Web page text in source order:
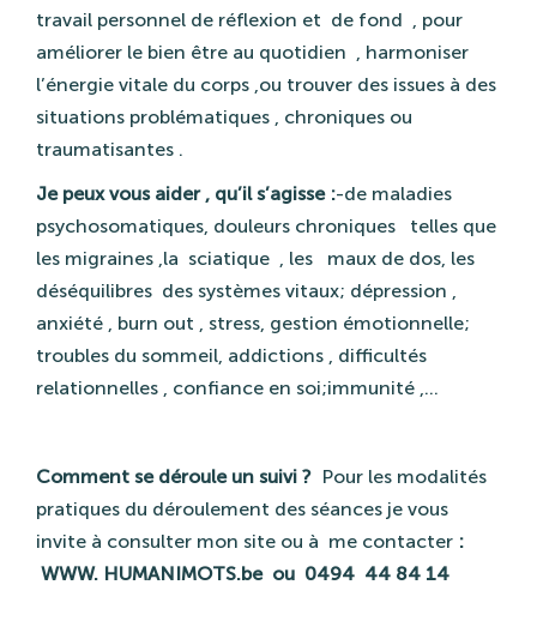
travail personnel de réflexion et de fond , pour
améliorer le bien être au quotidien , harmoniser
l’énergie vitale du corps ,ou trouver des issues à des
situations problématiques , chroniques ou
traumatisantes .
Je peux vous aider , qu’il s’agisse :-de maladies
psychosomatiques, douleurs chroniques
telles que
les migraines ,la sciatique , les
maux de dos, les
déséquilibres des systèmes vitaux; dépression ,
anxiété , burn out , stress, gestion émotionnelle;
troubles du sommeil, addictions , difficultés
relationnelles , confiance en soi;immunité ,…
Comment se déroule un suivi ? Pour les modalités
pratiques du déroulement des séances je vous
invite à consulter mon site ou à me contacter :
WWW. HUMANIMOTS.be ou 0494 44 84 14